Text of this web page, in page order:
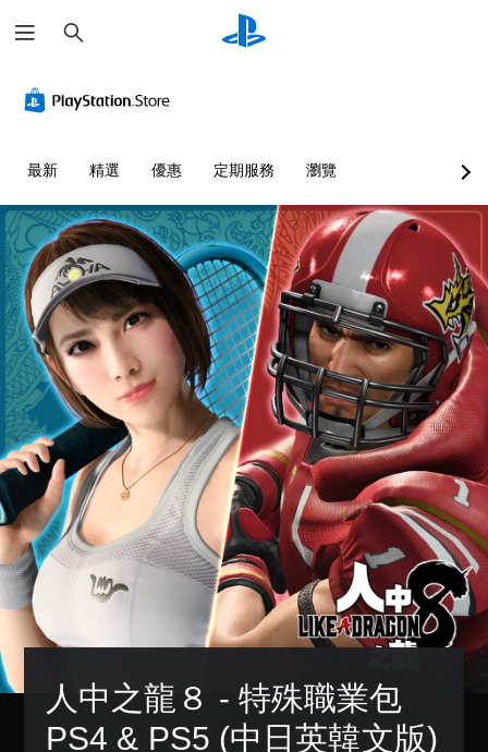
尋
最新 精選 優惠 定期服務 瀏覽
人中之龍８ - 特殊職業包
PS4 & PS5 (中日英韓文版)